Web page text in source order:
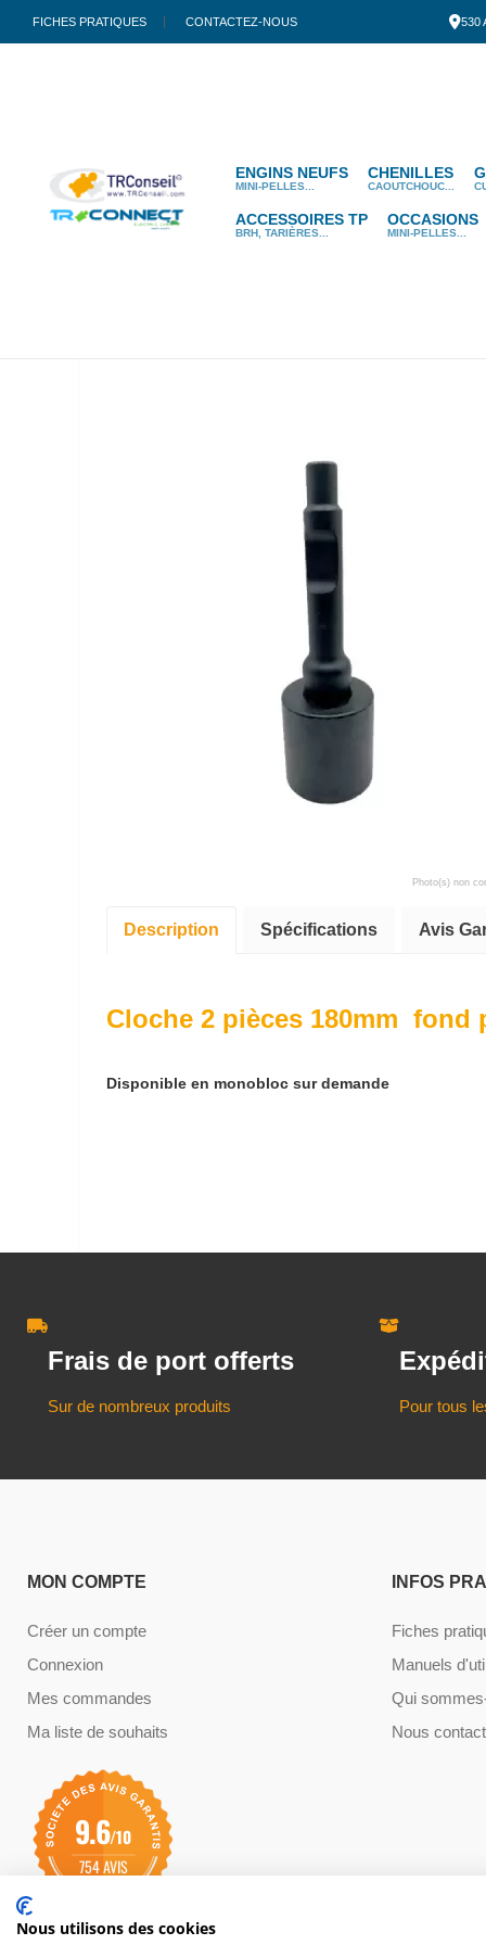
FICHES PRATIQUES CONTACTEZ-NOUS 530
ENGINS NEUFS
MINI-PELLES...
CHENILLES
CAOUTCHOUC...
ACCESSOIRES TP
BRH, TARIÈRES...
OCCASIONS
MINI-PELLES...
Photo(s) non
Description Spécifications Avis
Cloche 2 pièces 180mm fond
Disponible en monobloc sur demande
Frais de port offerts
Sur de nombreux produits Pour tous
MON COMPTE
Créer un compte
Connexion
Mes commandes
Ma liste de souhaits
9.6/10
754 AVIS
INFOS
Fiches
Manuels
Qui
Nous
Nous utilisons des cookies